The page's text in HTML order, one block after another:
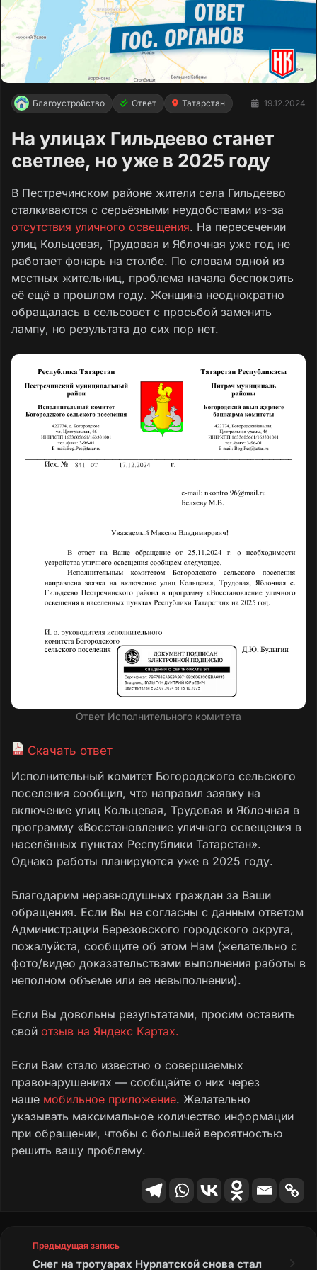
Благоустройство Ответ Татарстан 19.12.2024
На улицах Гильдеево станет
светлее, но уже в 2025 году
В Пестречинском районе жители села Гильдеево
сталкиваются с серьёзными неудобствами из-за
отсутствия уличного освещения. На пересечении
улиц Кольцевая, Трудовая и Яблочная уже год не
работает фонарь на столбе. По словам одной из
местных жительниц, проблема начала беспокоить
её ещё в прошлом году. Женщина неоднократно
обращалась в сельсовет с просьбой заменить
лампу, но результата до сих пор нет.
Ответ Исполнительного комитета
Скачать ответ
Исполнительный комитет Богородского сельского
поселения сообщил, что направил заявку на
включение улиц Кольцевая, Трудовая и Яблочная в
программу «Восстановление уличного освещения в
населённых пунктах Республики Татарстан».
Однако работы планируются уже в 2025 году.
Благодарим неравнодушных граждан за Ваши
обращения. Если Вы не согласны с данным ответом
Администрации Березовского городского округа,
пожалуйста, сообщите об этом Нам (желательно с
фото/видео доказательствами выполнения работы в
неполном объеме или ее невыполнении).
Если Вы довольны результатами, просим оставить
свой отзыв на Яндекс Картах.
Если Вам стало известно о совершаемых
правонарушениях — сообщайте о них через
наше мобильное приложение. Желательно
указывать максимальное количество информации
при обращении, чтобы с большей вероятностью
решить вашу проблему.
Предыдущая запись
Снег на тротуарах Нурлатской снова стал